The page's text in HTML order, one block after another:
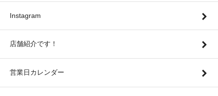
Instagram
店舗紹介です！
営業日カレンダー